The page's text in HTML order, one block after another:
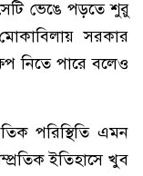
ভেঙে পড়তে শুরু
সরকার
নিতে পারে বলেও
পরিস্থিতি এমন
ইতিহাসে খুব